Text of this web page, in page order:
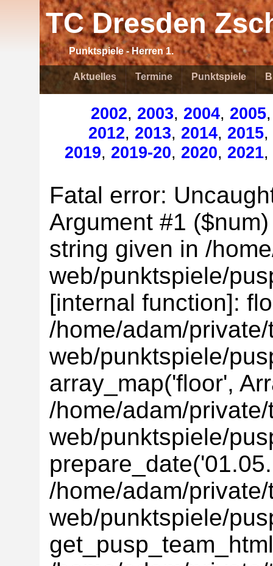
TC Dresden
Punktspiele - Herren 1.
Aktuelles Termine Punktspiele
2002, 2003, 2004, 2005
2012, 2013, 2014, 2015,
2019, 2019-20, 2020, 2021,
Fatal error:
Argument #1
string given in /
web/punktspiele/
[internal function]:
/home/adam/
web/punktspiele/
array_map('floor',
/home/adam/
web/punktspiele/
/home/adam/
web/punktspiele/